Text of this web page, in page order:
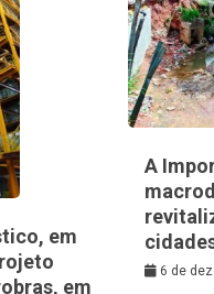
em
em
A
6 de